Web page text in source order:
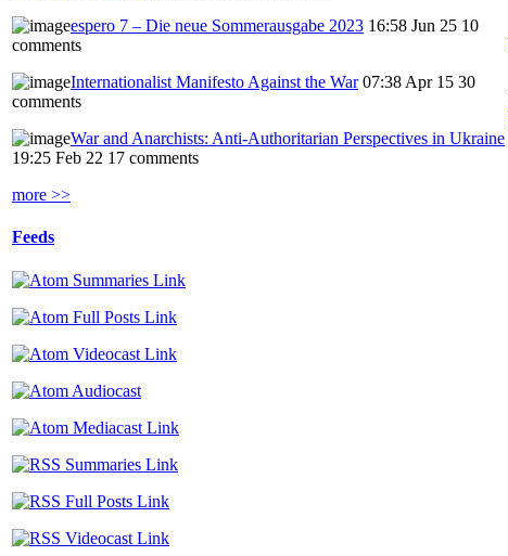
espero 7 – Die neue Sommerausgabe 2023 16:58 Jun 25 10
comments
Internationalist Manifesto Against the War 07:38 Apr 15 30
comments
War and Anarchists: Anti-Authoritarian Perspectives in Ukraine
19:25 Feb 22 17 comments
more >>
Feeds